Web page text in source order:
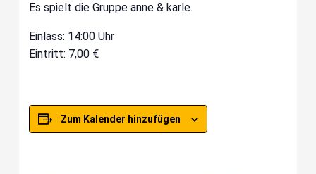
Es spielt die Gruppe anne & karle.
Einlass: 14:00 Uhr
Eintritt: 7,00 €
Zum Kalender hinzufügen